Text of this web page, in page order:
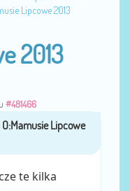
Lipcowe 2013
2013
#481466
te kilka